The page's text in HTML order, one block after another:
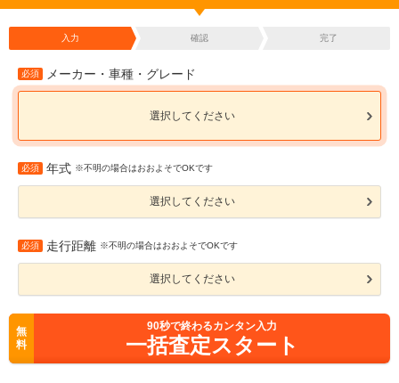
入力 確認 完了
必須 メーカー・車種・グレード
選択してください
必須 年式 ※不明の場合はおおよそでOKです
選択してください
必須 走行距離 ※不明の場合はおおよそでOKです
選択してください
無
料
90秒で終わるカンタン入力
一括査定スタート